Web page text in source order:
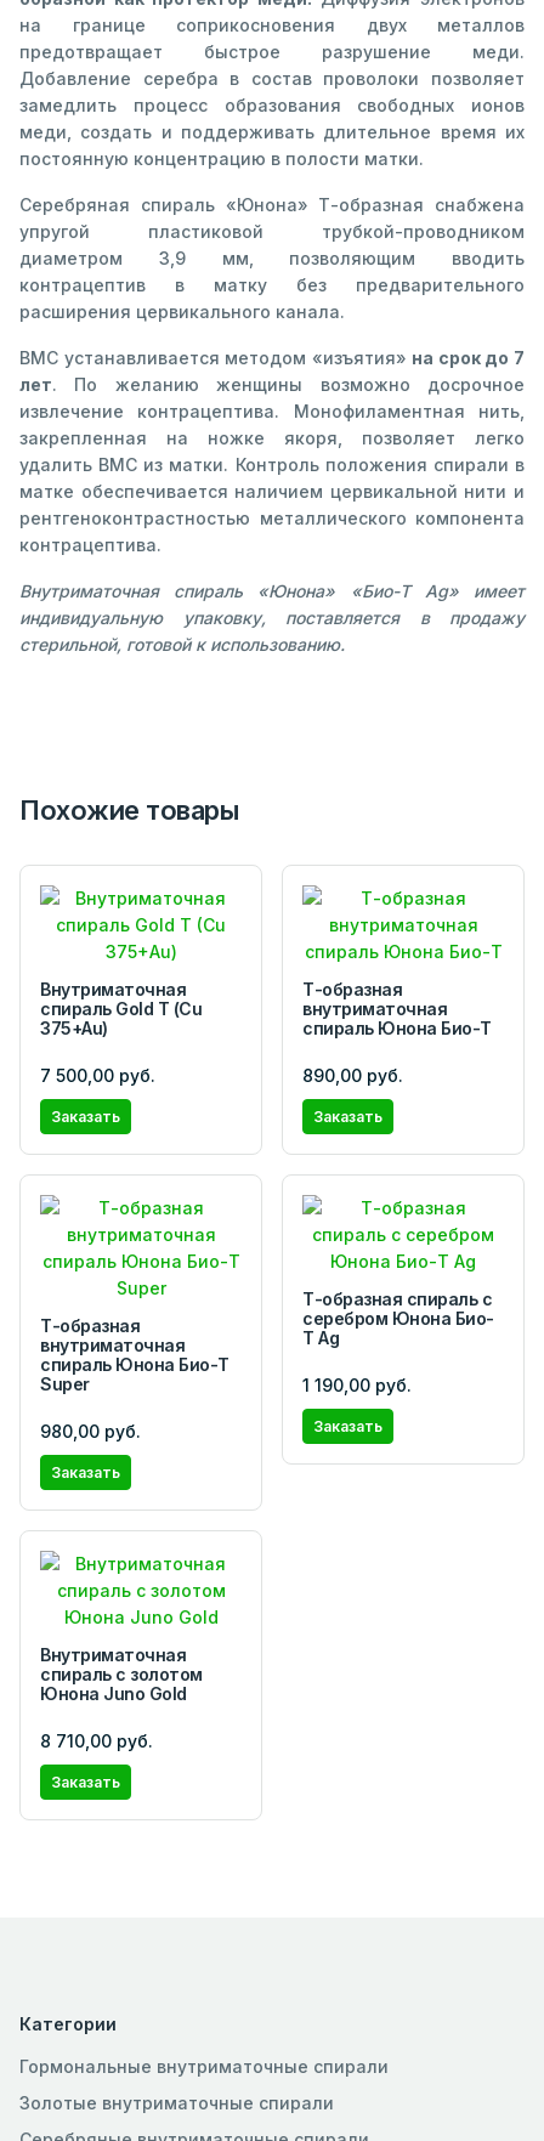
на границе соприкосновения двух металлов
предотвращает быстрое разрушение меди.
Добавление серебра в состав проволоки позволяет
замедлить процесс образования свободных ионов
меди, создать и поддерживать длительное время их
постоянную концентрацию в полости матки.
Серебряная спираль «Юнона» Т-образная снабжена
упругой пластиковой трубкой-проводником
диаметром 3,9 мм, позволяющим вводить
контрацептив в матку без предварительного
расширения цервикального канала.
ВМС устанавливается методом «изъятия» на срок до 7
лет. По желанию женщины возможно досрочное
извлечение контрацептива. Монофиламентная нить,
закрепленная на ножке якоря, позволяет легко
удалить ВМС из матки. Контроль положения спирали в
матке обеспечивается наличием цервикальной нити и
рентгеноконтрастностью металлического компонента
контрацептива.
Внутриматочная спираль «Юнона» «Био-Т Ag» имеет
индивидуальную упаковку, поставляется в продажу
стерильной, готовой к использованию.
Похожие товары
Внутриматочная
спираль Gold T (Cu
375+Au)
7 500,00 руб.
Заказать
Т-образная
внутриматочная
спираль Юнона Био-Т
890,00 руб.
Заказать
Т-образная
внутриматочная
спираль Юнона Био-Т
Super
980,00 руб.
Заказать
Т-образная спираль с
серебром Юнона Био-
Т Ag
1 190,00 руб.
Заказать
Внутриматочная
спираль с золотом
Юнона Juno Gold
8 710,00 руб.
Заказать
Категории
Гормональные внутриматочные спирали
Золотые внутриматочные спирали